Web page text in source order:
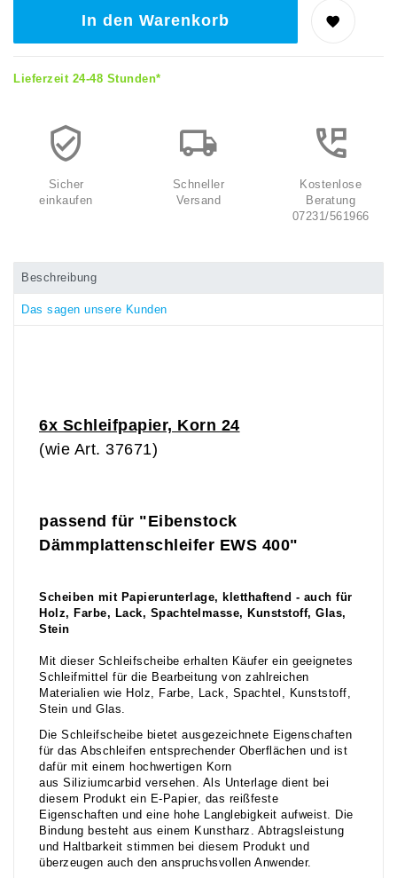
In den Warenkorb
Lieferzeit 24-48 Stunden*
Sicher
einkaufen
Schneller
Versand
Kostenlose
Beratung
07231/561966
Beschreibung
Das sagen unsere Kunden
6x Schleifpapier, Korn 24
(wie Art. 37671)
passend für "Eibenstock
Dämmplattenschleifer EWS 400"
Scheiben mit Papierunterlage, kletthaftend - auch für
Holz, Farbe, Lack, Spachtelmasse, Kunststoff, Glas,
Stein
Mit dieser Schleifscheibe erhalten Käufer ein geeignetes
Schleifmittel für die Bearbeitung von zahlreichen
Materialien wie Holz, Farbe, Lack, Spachtel, Kunststoff,
Stein und Glas.
Die Schleifscheibe bietet ausgezeichnete Eigenschaften
für das Abschleifen entsprechender Oberflächen und ist
dafür mit einem hochwertigen Korn
aus Siliziumcarbid versehen. Als Unterlage dient bei
diesem Produkt ein E-Papier, das reißfeste
Eigenschaften und eine hohe Langlebigkeit aufweist. Die
Bindung besteht aus einem Kunstharz. Abtragsleistung
und Haltbarkeit stimmen bei diesem Produkt und
überzeugen auch den anspruchsvollen Anwender.